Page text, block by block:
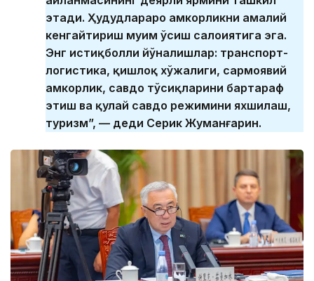
этади. Ҳудудлараро ҳамкорликни амалий
кенгайтириш муҳим ўсиш салоҳиятига эга.
Энг истиқболли йўналишлар: транспорт-
логистика, қишлоқ хўжалиги, сармоявий
ҳамкорлик, савдо тўсиқларини бартараф
этиш ва қулай савдо режимини яхшилаш,
туризм”, — деди Серик Жуманғарин.